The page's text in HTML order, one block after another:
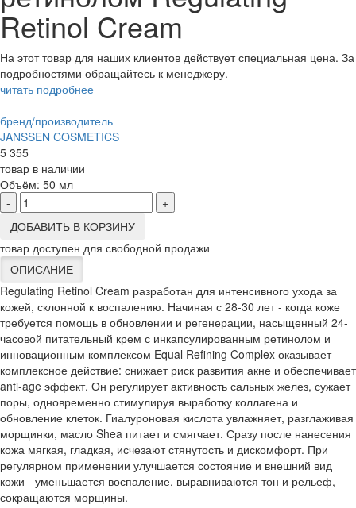
Retinol Cream
На этот товар для наших клиентов действует специальная цена. За
подробностями обращайтесь к менеджеру.
читать подробнее
бренд/производитель
JANSSEN COSMETICS
5 355
товар в наличии
Объём: 50 мл
-
+
ДОБАВИТЬ В КОРЗИНУ
товар доступен для свободной продажи
ОПИСАНИЕ
Regulating Retinol Cream разработан для интенсивного ухода за
кожей, склонной к воспалению. Начиная с 28-30 лет - когда коже
требуется помощь в обновлении и регенерации, насыщенный 24-
часовой питательный крем с инкапсулированным ретинолом и
инновационным комплексом Equal Refining Complex оказывает
комплексное действие: снижает риск развития акне и обеспечивает
anti-age эффект. Он регулирует активность сальных желез, сужает
поры, одновременно стимулируя выработку коллагена и
обновление клеток. Гиалуроновая кислота увлажняет, разглаживая
морщинки, масло Shea питает и смягчает. Сразу после нанесения
кожа мягкая, гладкая, исчезают стянутость и дискомфорт. При
регулярном применении улучшается состояние и внешний вид
кожи - уменьшается воспаление, выравниваются тон и рельеф,
сокращаются морщины.